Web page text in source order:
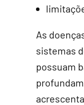
As
sistemas
possuam